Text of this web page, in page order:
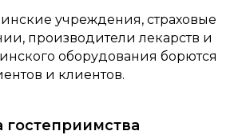
учреждения, страховые
производители лекарств и
оборудования борются
и клиентов.
гостеприимства